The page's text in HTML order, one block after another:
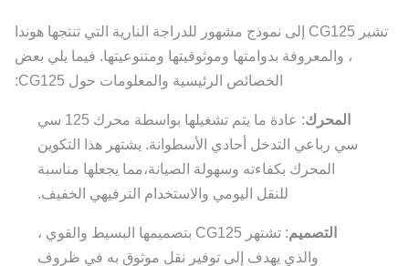
تشير CG125 إلى نموذج مشهور للدراجة النارية التي تنتجها هوندا
، والمعروفة بدوامتها وموثوقيتها ومتنوعيتها. فيما يلي بعض
الخصائص الرئيسية والمعلومات حول CG125:
المحرك
: عادة ما يتم تشغيلها بواسطة محرك 125 سي
سي رباعي التدخل أحادي الأسطوانة. يشتهر هذا التكوين
المحرك بكفاءته وسهولة الصيانة،مما يجعلها مناسبة
للنقل اليومي والاستخدام الترفيهي الخفيف.
التصميم
: تشتهر CG125 بتصميمها البسيط والقوي ،
والذي يهدف إلى توفير نقل موثوق به في ظروف